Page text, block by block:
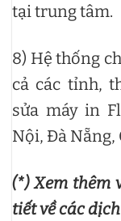
tại trung tâm.
8) Hệ thống
cả các tỉnh,
sửa máy in
Nội, Đà Nẵng,
(*) Xem thêm
tiết về các